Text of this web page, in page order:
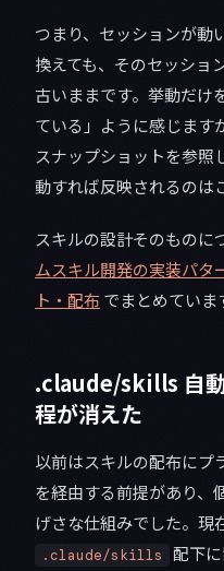
つまり、セッションが動
換えても、そのセッショ
古いままです。挙動だけ
ている」ように感じます
スナップショットを参照
動すれば反映されるのは
スキルの設計そのものに
ムスキル開発の実装パタ
ト・配布でまとめていま
.claude/skills 自
程が消えた
以前はスキルの配布にプ
を経由する前提があり、
げさな仕組みでした。現
.claude/skills
配下